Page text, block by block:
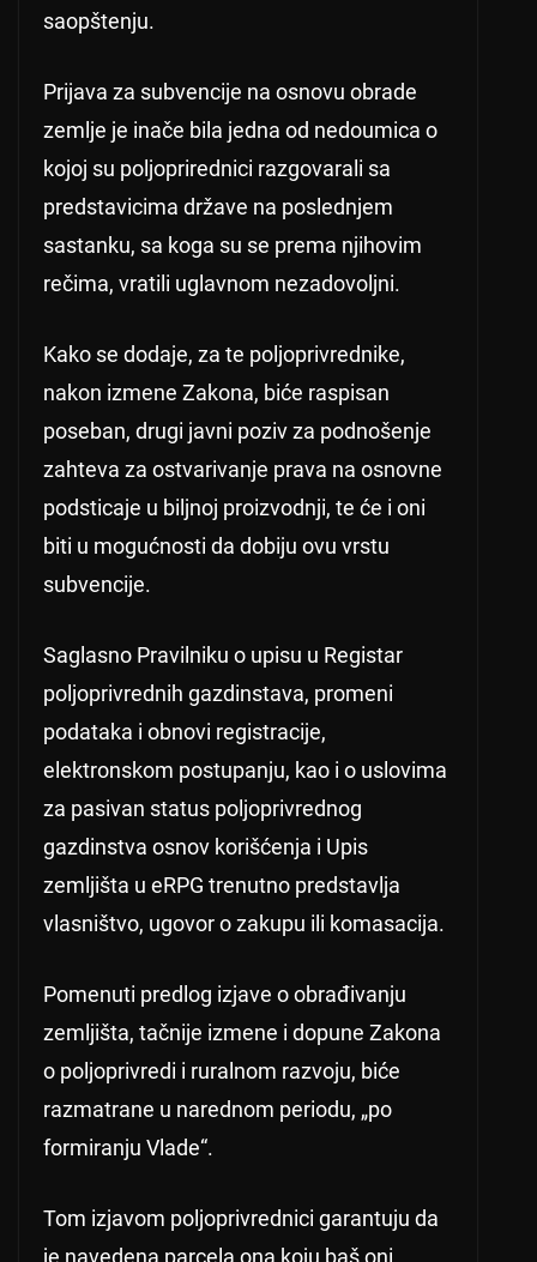
saopštenju.
Prijava za subvencije na osnovu obrade
zemlje je inače bila jedna od nedoumica o
kojoj su poljoprirednici razgovarali sa
predstavicima države na poslednjem
sastanku, sa koga su se prema njihovim
rečima, vratili uglavnom nezadovoljni.
Kako se dodaje, za te poljoprivrednike,
nakon izmene Zakona, biće raspisan
poseban, drugi javni poziv za podnošenje
zahteva za ostvarivanje prava na osnovne
podsticaje u biljnoj proizvodnji, te će i oni
biti u mogućnosti da dobiju ovu vrstu
subvencije.
Saglasno Pravilniku o upisu u Registar
poljoprivrednih gazdinstava, promeni
podataka i obnovi registracije,
elektronskom postupanju, kao i o uslovima
za pasivan status poljoprivrednog
gazdinstva osnov korišćenja i Upis
zemljišta u eRPG trenutno predstavlja
vlasništvo, ugovor o zakupu ili komasacija.
Pomenuti predlog izjave o obrađivanju
zemljišta, tačnije izmene i dopune Zakona
o poljoprivredi i ruralnom razvoju, biće
razmatrane u narednom periodu, „po
formiranju Vlade“.
Tom izjavom poljoprivrednici garantuju da
je navedena parcela ona koju baš oni